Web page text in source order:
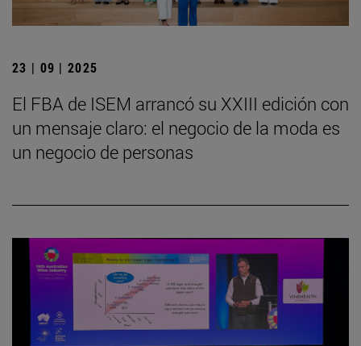
23 | 09 | 2025
El FBA de ISEM arrancó su XXIII edición con
un mensaje claro: el negocio de la moda es
un negocio de personas